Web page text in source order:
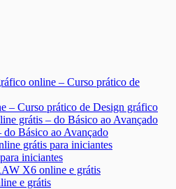
– Curso prático de Design gráfico
Básico ao Avançado
iniciantes
e grátis